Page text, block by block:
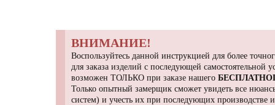
ВНИМАНИЕ!
Воспользуйтесь данной инструкцией для более
для заказа изделий с последующей
возможен ТОЛЬКО при заказе нашего
Только опытный замерщик сможет увидеть все
систем) и учесть их при последующих производстве